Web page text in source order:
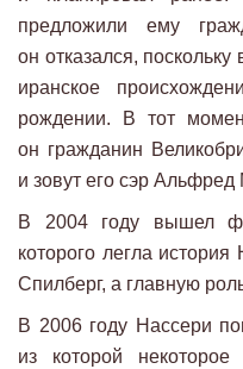
предложили ему
он отказался,
иранское
рождении. В тот
он гражданин
и зовут его сэр Альфред
В 2004 году вышел
которого легла
Спилберг, а главную
В 2006 году Нассери
из которой